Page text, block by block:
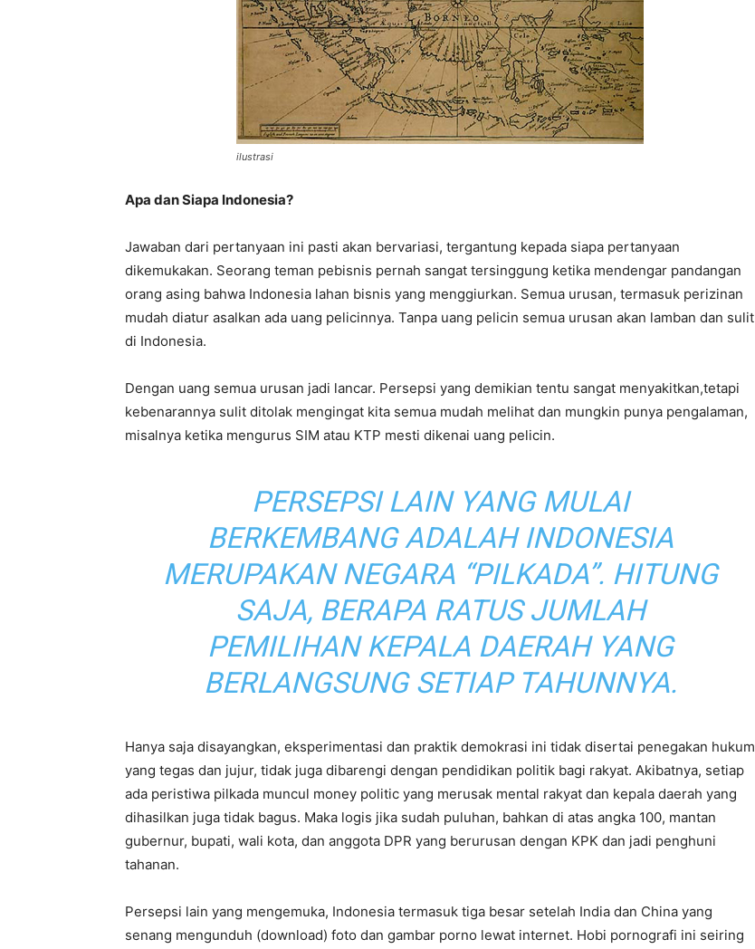
ilustrasi
Apa dan Siapa Indonesia?
Jawaban dari pertanyaan ini pasti akan bervariasi, tergantung kepada siapa pertanyaan
dikemukakan. Seorang teman pebisnis pernah sangat tersinggung ketika mendengar pandangan
orang asing bahwa Indonesia lahan bisnis yang menggiurkan. Semua urusan, termasuk perizinan
mudah diatur asalkan ada uang pelicinnya. Tanpa uang pelicin semua urusan akan lamban dan sulit
di Indonesia.
Dengan uang semua urusan jadi lancar. Persepsi yang demikian tentu sangat menyakitkan,tetapi
kebenarannya sulit ditolak mengingat kita semua mudah melihat dan mungkin punya pengalaman,
misalnya ketika mengurus SIM atau KTP mesti dikenai uang pelicin.
PERSEPSI LAIN YANG MULAI
BERKEMBANG ADALAH INDONESIA
MERUPAKAN NEGARA “PILKADA”. HITUNG
SAJA, BERAPA RATUS JUMLAH
PEMILIHAN KEPALA DAERAH YANG
BERLANGSUNG SETIAP TAHUNNYA.
Hanya saja disayangkan, eksperimentasi dan praktik demokrasi ini tidak disertai penegakan hukum
yang tegas dan jujur, tidak juga dibarengi dengan pendidikan politik bagi rakyat. Akibatnya, setiap
ada peristiwa pilkada muncul money politic yang merusak mental rakyat dan kepala daerah yang
dihasilkan juga tidak bagus. Maka logis jika sudah puluhan, bahkan di atas angka 100, mantan
gubernur, bupati, wali kota, dan anggota DPR yang berurusan dengan KPK dan jadi penghuni
tahanan.
Persepsi lain yang mengemuka, Indonesia termasuk tiga besar setelah India dan China yang
senang mengunduh (download) foto dan gambar porno lewat internet. Hobi pornografi ini seiring